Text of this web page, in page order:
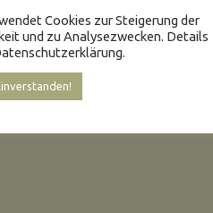
Cookies zur Steigerung der
und zu Analysezwecken. Details